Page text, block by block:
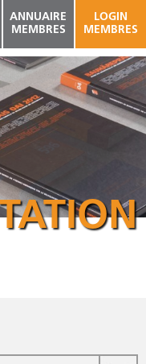
ANNUAIRE
MEMBRES
LOGIN
MEMBRES